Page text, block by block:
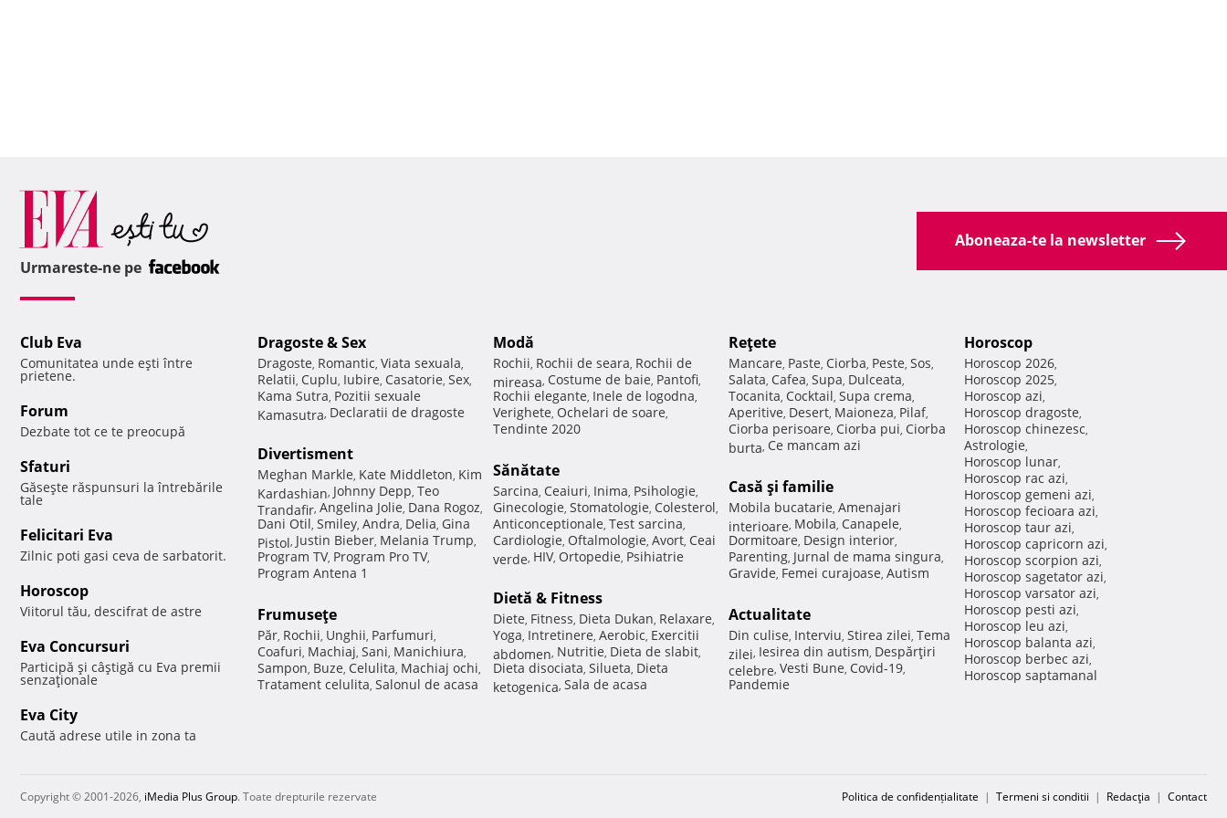
Aboneaza-te la newsletter
Urmareste-ne pe
Club Eva
Comunitatea unde eşti între
prietene.
Forum
Dezbate tot ce te preocupă
Sfaturi
Găseşte răspunsuri la întrebările
tale
Felicitari Eva
Zilnic poti gasi ceva de sarbatorit.
Horoscop
Viitorul tău, descifrat de astre
Eva Concursuri
Participă şi câştigă cu Eva premii
senzaţionale
Eva City
Caută adrese utile in zona ta
Dragoste & Sex
Dragoste, Romantic, Viata sexuala,
Relatii, Cuplu, Iubire, Casatorie, Sex,
Kama Sutra, Pozitii sexuale
Kamasutra, Declaratii de dragoste
Divertisment
Meghan Markle, Kate Middleton, Kim
Kardashian, Johnny Depp, Teo
Trandafir, Angelina Jolie, Dana Rogoz,
Dani Otil, Smiley, Andra, Delia, Gina
Pistol, Justin Bieber, Melania Trump,
Program TV, Program Pro TV,
Program Antena 1
Frumuseţe
Păr, Rochii, Unghii, Parfumuri,
Coafuri, Machiaj, Sani, Manichiura,
Sampon, Buze, Celulita, Machiaj ochi,
Tratament celulita, Salonul de acasa
Modă
Rochii, Rochii de seara, Rochii de
mireasa, Costume de baie, Pantofi,
Rochii elegante, Inele de logodna,
Verighete, Ochelari de soare,
Tendinte 2020
Sănătate
Sarcina, Ceaiuri, Inima, Psihologie,
Ginecologie, Stomatologie, Colesterol,
Anticonceptionale, Test sarcina,
Cardiologie, Oftalmologie, Avort, Ceai
verde, HIV, Ortopedie, Psihiatrie
Dietă & Fitness
Diete, Fitness, Dieta Dukan, Relaxare,
Yoga, Intretinere, Aerobic, Exercitii
abdomen, Nutritie, Dieta de slabit,
Dieta disociata, Silueta, Dieta
ketogenica, Sala de acasa
Reţete
Mancare, Paste, Ciorba, Peste, Sos,
Salata, Cafea, Supa, Dulceata,
Tocanita, Cocktail, Supa crema,
Aperitive, Desert, Maioneza, Pilaf,
Ciorba perisoare, Ciorba pui, Ciorba
burta, Ce mancam azi
Casă şi familie
Mobila bucatarie, Amenajari
interioare, Mobila, Canapele,
Dormitoare, Design interior,
Parenting, Jurnal de mama singura,
Gravide, Femei curajoase, Autism
Actualitate
Din culise, Interviu, Stirea zilei, Tema
zilei, Iesirea din autism, Despărţiri
celebre, Vesti Bune, Covid-19,
Pandemie
Horoscop
Horoscop 2026,
Horoscop 2025,
Horoscop azi,
Horoscop dragoste,
Horoscop chinezesc,
Astrologie,
Horoscop lunar,
Horoscop rac azi,
Horoscop gemeni azi,
Horoscop fecioara azi,
Horoscop taur azi,
Horoscop capricorn azi,
Horoscop scorpion azi,
Horoscop sagetator azi,
Horoscop varsator azi,
Horoscop pesti azi,
Horoscop leu azi,
Horoscop balanta azi,
Horoscop berbec azi,
Horoscop saptamanal
Copyright © 2001-2026, iMedia Plus Group. Toate drepturile rezervate Politica de confidențialitate | Termeni si conditii | Redacţia | Contact